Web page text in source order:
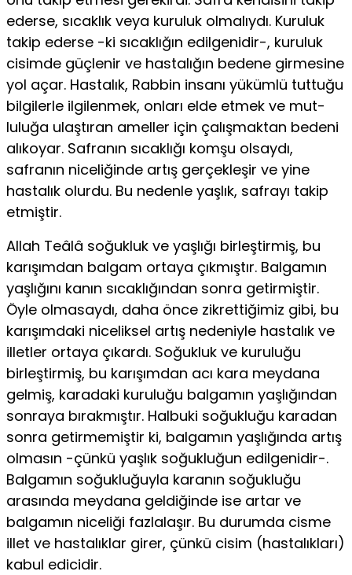
ederse, sıcaklık veya kuruluk ol­malıydı. Kuruluk
takip ederse -ki sıcaklığın edilgenidir-, kuruluk
cisim­de güçlenir ve hastalığın bedene girmesine
yol açar. Hastalık, Rabbin insanı yükümlü tuttuğu
bilgilerle ilgilenmek, onları elde etmek ve mut­
luluğa ulaştıran ameller için çalışmaktan bedeni
alıkoyar. Safranın sıcak­lığı komşu olsaydı,
safranın niceliğinde artış gerçekleşir ve yine
hastalık olurdu. Bu nedenle yaşlık, safrayı takip
etmiştir.
Allah Teâlâ soğukluk ve yaşlığı birleştirmiş, bu
karışımdan balgam ortaya çıkmıştır. Balgamın
yaşlığını kanın sıcaklığından sonra getirmiştir.
Öyle olmasaydı, daha önce zikrettiğimiz gibi, bu
karışımdaki niceliksel artış nedeniyle hastalık ve
illetler ortaya çıkardı. Soğukluk ve kuruluğu
birleştirmiş, bu karı­şımdan acı kara meydana
gelmiş, karadaki kuruluğu balgamın yaşlığın­dan
sonraya bırakmıştır. Halbuki soğukluğu karadan
sonra getirmemiş­tir ki, balgamın yaşlığında artış
olmasın -çünkü yaşlık soğukluğun edil­genidir-.
Balgamın soğukluğuyla karanın soğukluğu
arasında meydana geldiğinde ise artar ve
balgamın niceliği fazlalaşır. Bu durumda cisme
illet ve hastalıklar girer, çünkü cisim (hastalıkları)
kabul edicidir.